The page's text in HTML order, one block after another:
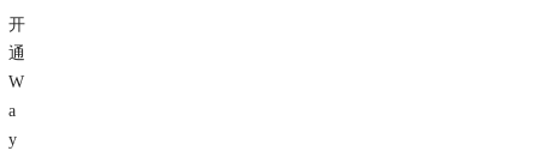
开
通
W
a
y